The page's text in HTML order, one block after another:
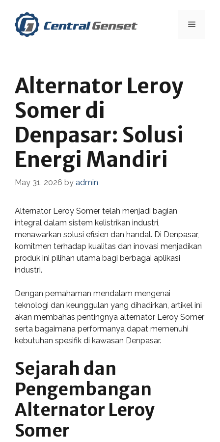
content
Menu
Alternator Leroy
Somer di
Denpasar: Solusi
Energi Mandiri
May 31, 2026 by admin
Alternator Leroy Somer telah menjadi bagian
integral dalam sistem kelistrikan industri,
menawarkan solusi efisien dan handal. Di Denpasar,
komitmen terhadap kualitas dan inovasi menjadikan
produk ini pilihan utama bagi berbagai aplikasi
industri.
Dengan pemahaman mendalam mengenai
teknologi dan keunggulan yang dihadirkan, artikel ini
akan membahas pentingnya alternator Leroy Somer
serta bagaimana performanya dapat memenuhi
kebutuhan spesifik di kawasan Denpasar.
Sejarah dan
Pengembangan
Alternator Leroy
Somer